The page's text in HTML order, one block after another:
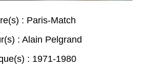
: Paris-Match
: Alain Pelgrand
: 1971-1980